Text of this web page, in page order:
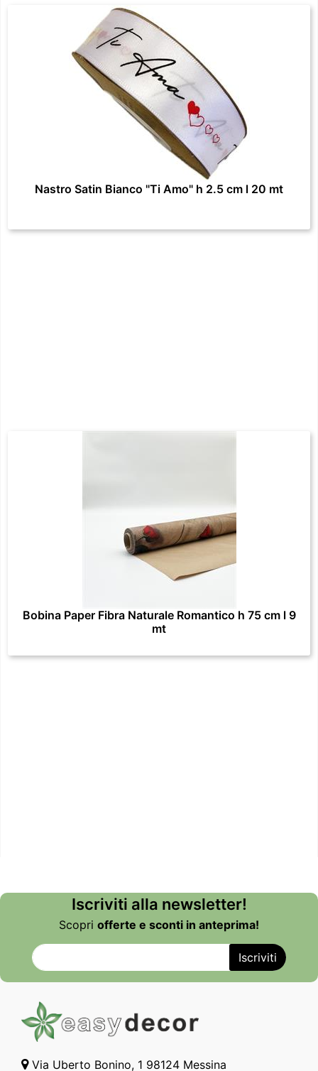
Nastro Satin Bianco "Ti Amo" h 2.5 cm l 20 mt
Bobina Paper Fibra Naturale Romantico h 75 cm l 9
mt
Iscriviti alla newsletter!
Scopri offerte e sconti in anteprima!
Via Uberto Bonino, 1 98124 Messina